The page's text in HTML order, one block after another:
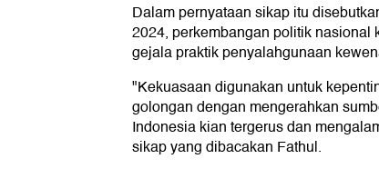
Dalam pernyataan sikap itu
2024, perkembangan politik
gejala praktik penyalahgunaan
"Kekuasaan digunakan untuk
golongan dengan mengerahkan
Indonesia kian tergerus dan
sikap yang dibacakan Fathul.